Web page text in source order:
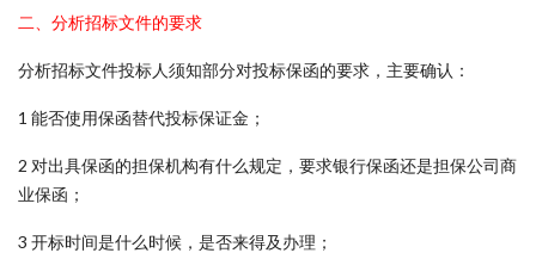
二、分析招标文件的要求
分析招标文件投标人须知部分对投标保函的要求，主要确认：
1 能否使用保函替代投标保证金；
2 对出具保函的担保机构有什么规定，要求银行保函还是担保公司商
业保函；
3 开标时间是什么时候，是否来得及办理；